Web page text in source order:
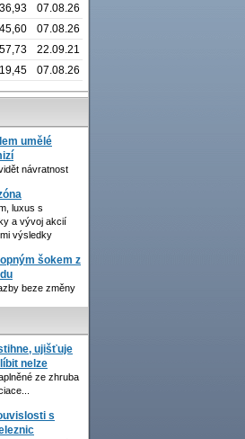
07.08.26
07.08.26
22.09.21
07.08.26
umělé
návratnost
luxus s
a vývoj akcií
výsledky
šokem z
beze změny
ujišťuje
nelze
ze zhruba
s